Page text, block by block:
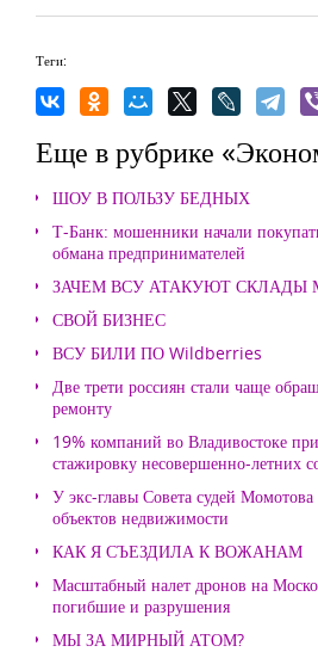
Теги:
Еще в рубрике
ШОУ В ПОЛЬЗУ БЕДНЫХ
Т-Банк: мошенники начали
обмана предпринимателей
ЗАЧЕМ ВСУ АТАКУЮТ СКЛАДЫ
СВОЙ БИЗНЕС
ВСУ БИЛИ ПО Wildberries
Две трети россиян стали чаще
ремонту
19% компаний во Владивостоке
стажировку несовершенно-летних
У экс-главы Совета судей
объектов недвижимости
КАК Я СЪЕЗДИЛА К ВОЖАНАМ
Масштабный налет дронов на
погибшие и разрушения
МЫ ЗА МИРНЫЙ АТОМ?